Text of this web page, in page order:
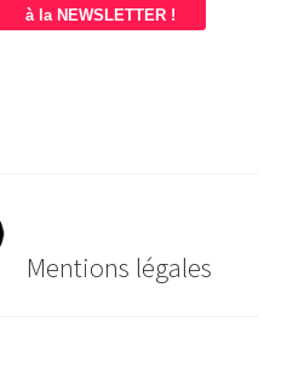
à la NEWSLETTER !
Mentions légales